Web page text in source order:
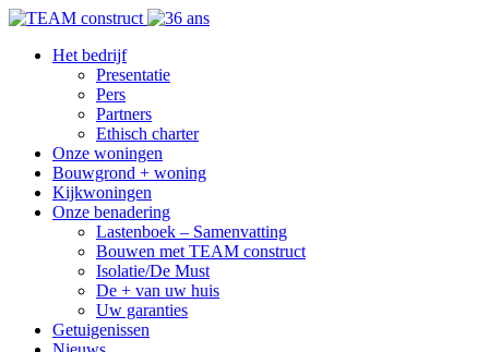
Het bedrijf
Presentatie
Pers
Partners
Ethisch charter
Onze woningen
Bouwgrond + woning
Kijkwoningen
Onze benadering
Lastenboek – Samenvatting
Bouwen met TEAM construct
Isolatie/De Must
De + van uw huis
Uw garanties
Getuigenissen